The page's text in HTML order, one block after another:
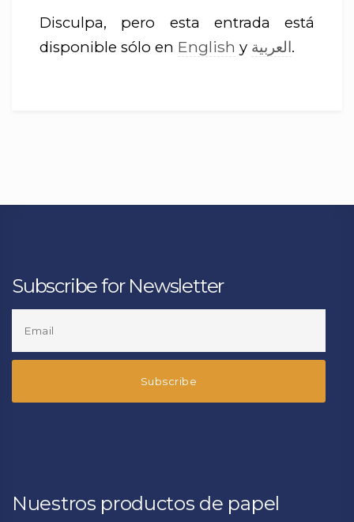
Disculpa, pero esta entrada está
disponible sólo en English y العربية.
Subscribe for Newsletter
Nuestros productos de papel